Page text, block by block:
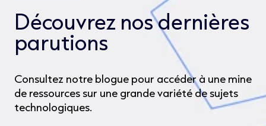
Découvrez nos dernières
parutions
Consultez notre blogue pour accéder à une mine
de ressources sur une grande variété de sujets
technologiques.